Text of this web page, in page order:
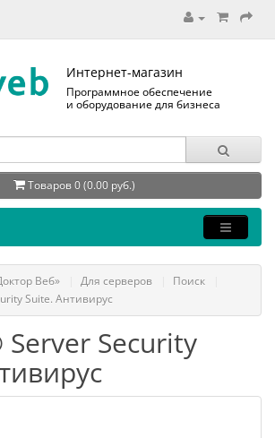
Интернет-магазин
Программное обеспечение
и оборудование для бизнеса
Товаров 0 (0.00 руб.)
Веб» Для серверов
Поиск
Suite. Антивирус
Security